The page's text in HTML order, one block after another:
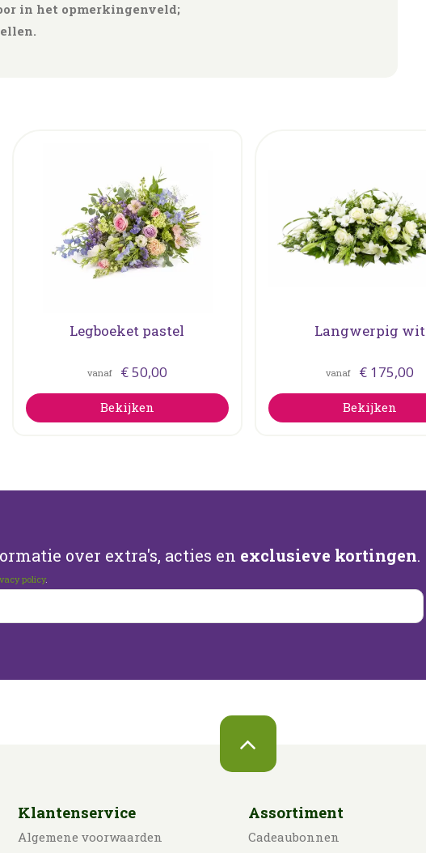
in het opmerkingenveld;
Legboeket pastel
vanaf €50,00
Bekijken
Langwerpig wit
vanaf € 175,00
Bekijken
over extra's, acties en exclusieve kortingen.
policy.
Klantenservice
Algemene voorwaarden
Assortiment
Cadeaubonnen